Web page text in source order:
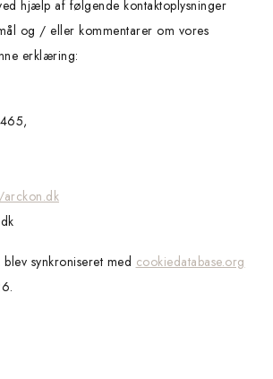
hjælp af følgende kontaktoplysninger
og / eller kommentarer om vores
erklæring:
arckon.dk
synkroniseret med cookiedatabase.org